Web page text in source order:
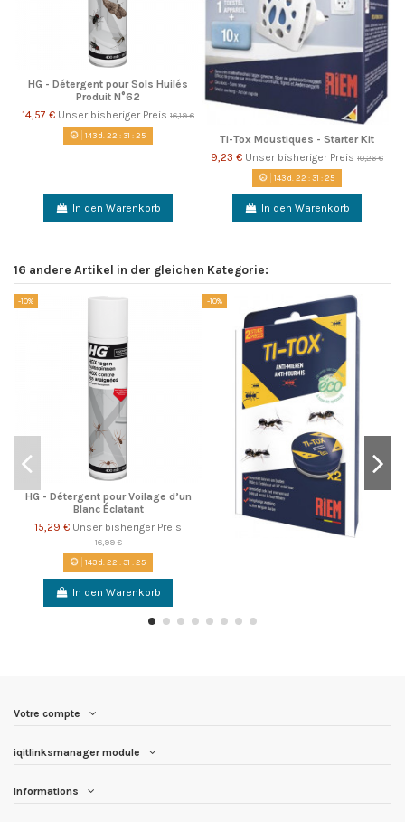
HG - Détergent pour Sols Huilés
Produit N°62
14,57 € Unser bisheriger Preis 16,19 €
143d. 22 :31 :24
In den Warenkorb
Ti-Tox Moustiques - Starter Kit
9,23 € Unser bisheriger Preis 10,26 €
143d. 22 :31 :24
In den Warenkorb
16 andere Artikel in der gleichen Kategorie:
-10%
HG - Détergent pour Voilage d’un
Blanc Éclatant
15,29 € Unser bisheriger Preis
16,99 €
143d. 22 :31 :24
In den Warenkorb
-10%
Votre compte
iqitlinksmanager module
Informations